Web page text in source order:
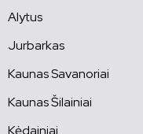
Alytus
Jurbarkas
Kaunas Savanoriai
Kaunas Šilainiai